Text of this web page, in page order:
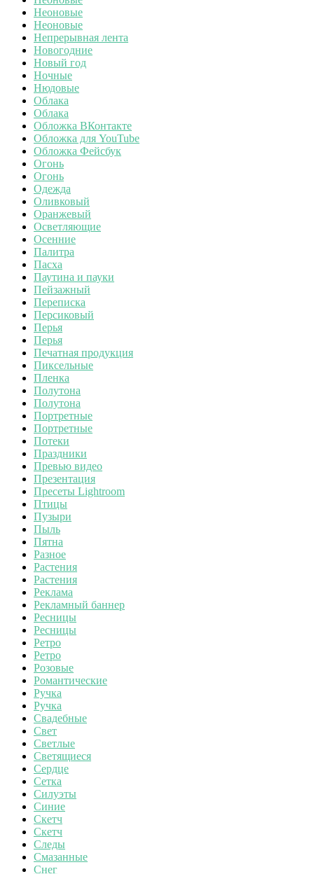
Неоновые
Неоновые
Непрерывная лента
Новогодние
Новый год
Ночные
Нюдовые
Облака
Облака
Обложка ВКонтакте
Обложка для YouTube
Обложка Фейсбук
Огонь
Огонь
Одежда
Оливковый
Оранжевый
Осветляющие
Осенние
Палитра
Пасха
Паутина и пауки
Пейзажный
Переписка
Персиковый
Перья
Перья
Печатная продукция
Пиксельные
Пленка
Полутона
Полутона
Портретные
Портретные
Потеки
Праздники
Превью видео
Презентация
Пресеты Lightroom
Птицы
Пузыри
Пыль
Пятна
Разное
Растения
Растения
Реклама
Рекламный баннер
Ресницы
Ресницы
Ретро
Ретро
Розовые
Романтические
Ручка
Ручка
Свадебные
Свет
Светлые
Светящиеся
Сердце
Сетка
Силуэты
Синие
Скетч
Скетч
Следы
Смазанные
Снег